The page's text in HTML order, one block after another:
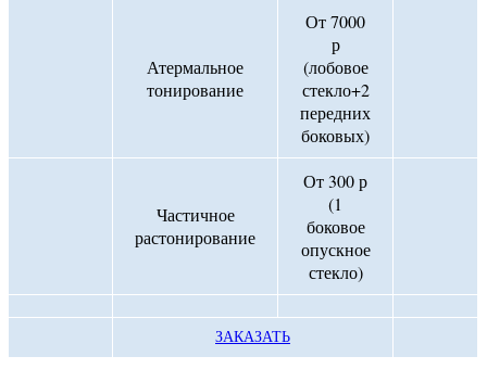
Атермальное
тонирование
От 7000
р
(лобовое
стекло+2
передних
боковых)
Частичное
растонирование
От 300 р
(1
боковое
опускное
стекло)
ЗАКАЗАТЬ